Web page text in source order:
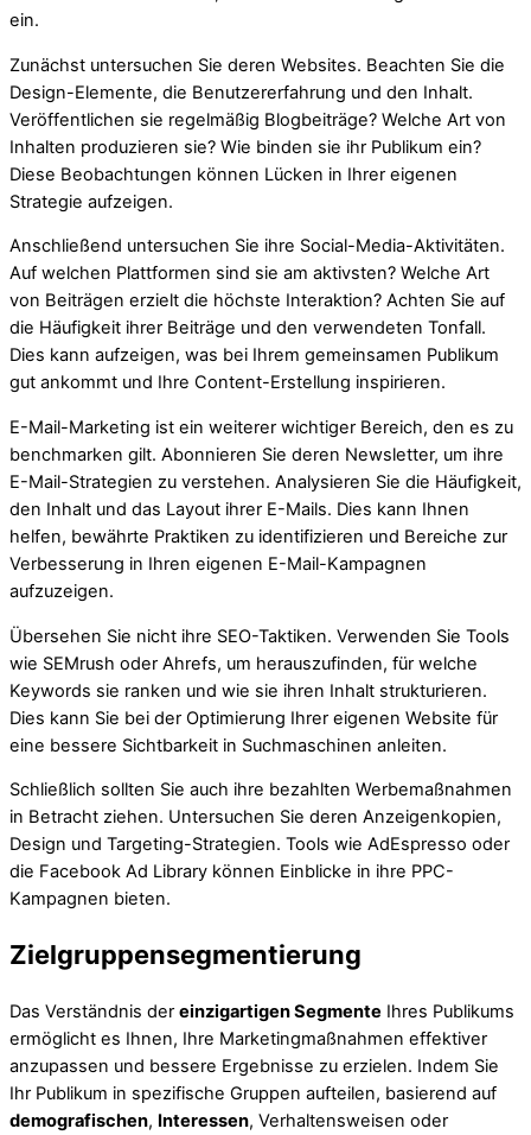
ein.
Zunächst untersuchen Sie deren Websites. Beachten Sie die
Design-Elemente, die Benutzererfahrung und den Inhalt.
Veröffentlichen sie regelmäßig Blogbeiträge? Welche Art von
Inhalten produzieren sie? Wie binden sie ihr Publikum ein?
Diese Beobachtungen können Lücken in Ihrer eigenen
Strategie aufzeigen.
Anschließend untersuchen Sie ihre Social-Media-Aktivitäten.
Auf welchen Plattformen sind sie am aktivsten? Welche Art
von Beiträgen erzielt die höchste Interaktion? Achten Sie auf
die Häufigkeit ihrer Beiträge und den verwendeten Tonfall.
Dies kann aufzeigen, was bei Ihrem gemeinsamen Publikum
gut ankommt und Ihre Content-Erstellung inspirieren.
E-Mail-Marketing ist ein weiterer wichtiger Bereich, den es zu
benchmarken gilt. Abonnieren Sie deren Newsletter, um ihre
E-Mail-Strategien zu verstehen. Analysieren Sie die Häufigkeit,
den Inhalt und das Layout ihrer E-Mails. Dies kann Ihnen
helfen, bewährte Praktiken zu identifizieren und Bereiche zur
Verbesserung in Ihren eigenen E-Mail-Kampagnen
aufzuzeigen.
Übersehen Sie nicht ihre SEO-Taktiken. Verwenden Sie Tools
wie SEMrush oder Ahrefs, um herauszufinden, für welche
Keywords sie ranken und wie sie ihren Inhalt strukturieren.
Dies kann Sie bei der Optimierung Ihrer eigenen Website für
eine bessere Sichtbarkeit in Suchmaschinen anleiten.
Schließlich sollten Sie auch ihre bezahlten Werbemaßnahmen
in Betracht ziehen. Untersuchen Sie deren Anzeigenkopien,
Design und Targeting-Strategien. Tools wie AdEspresso oder
die Facebook Ad Library können Einblicke in ihre PPC-
Kampagnen bieten.
Zielgruppensegmentierung
Das Verständnis der einzigartigen Segmente Ihres Publikums
ermöglicht es Ihnen, Ihre Marketingmaßnahmen effektiver
anzupassen und bessere Ergebnisse zu erzielen. Indem Sie
Ihr Publikum in spezifische Gruppen aufteilen, basierend auf
demografischen, Interessen, Verhaltensweisen oder